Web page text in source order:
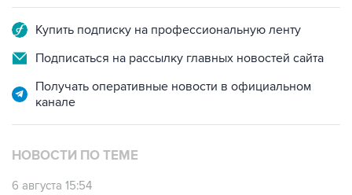
Купить подписку на профессиональную ленту
Подписаться на рассылку главных новостей сайта
Получать оперативные новости в официальном
канале
НОВОСТИ ПО ТЕМЕ
6 августа 15:54